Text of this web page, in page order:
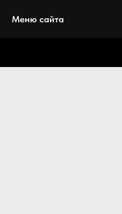
Меню сайта